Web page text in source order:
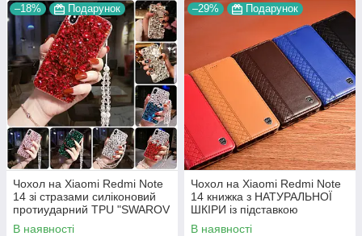
–18% Подарунок
Чохол на Xiaomi Redmi Note
14 зі стразами силіконовий
протиударний TPU "SWAROV
LUXURY"
В наявності
–29% Подарунок
Чохол на Xiaomi Redmi Note
14 книжка з НАТУРАЛЬНОЇ
ШКІРИ із підставкою
візитницею протиударний
В наявності